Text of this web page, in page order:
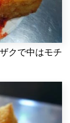
クで中はモチ